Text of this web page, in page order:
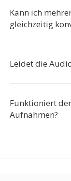
Kann ich
gleichzeitig
Leidet die
Funktioniert
Aufnahmen?